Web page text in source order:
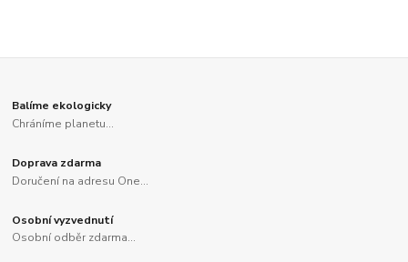
Balíme ekologicky
Chráníme planetu...
Doprava zdarma
Doručení na adresu One...
Osobní vyzvednutí
Osobní odběr zdarma...